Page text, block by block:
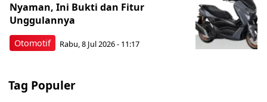
Otomotif
Nyaman, Ini Bukti dan Fitur
Unggulannya
Rabu, 8 Jul 2026 - 11:17
Tag Populer